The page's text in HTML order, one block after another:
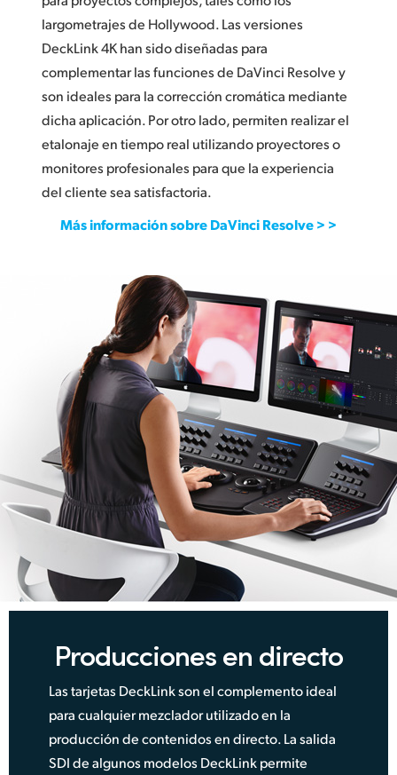
largometrajes de Hollywood. Las versiones
DeckLink 4K han sido diseñadas para
complementar las funciones de DaVinci Resolve y
son ideales para la corrección cromática mediante
dicha aplicación. Por otro lado, permiten realizar el
etalonaje en tiempo real utilizando proyectores o
monitores profesionales para que la experiencia
del cliente sea satisfactoria.
Más información sobre DaVinci Resolve > >
Producciones en directo
Las tarjetas DeckLink son el complemento ideal
para cualquier mezclador utilizado en la
producción de contenidos en directo. La salida
SDI de algunos modelos DeckLink permite